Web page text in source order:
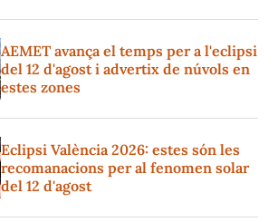
AEMET avança el temps per a l'eclipsi
del 12 d'agost i advertix de núvols en
estes zones
Eclipsi València 2026: estes són les
recomanacions per al fenomen solar
del 12 d'agost